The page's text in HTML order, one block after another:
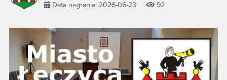
Data nagrania: 2026-06-23
92